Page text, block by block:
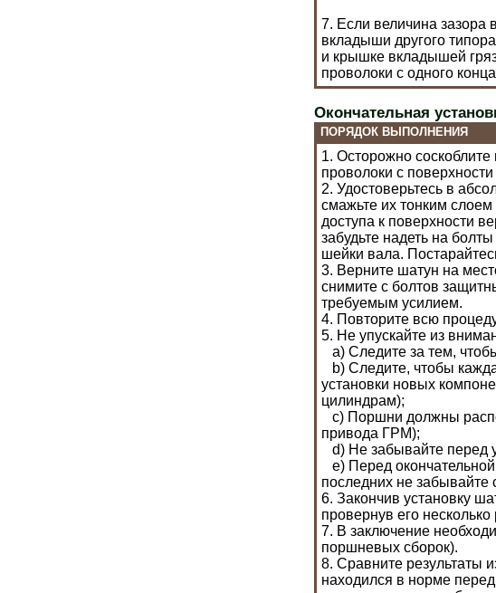
7. Если величина зазора
вкладыши другого
и крышке вкладышей
проволоки с одного
Окончательная
ПОРЯДОК ВЫПОЛНЕНИЯ
1. Осторожно
проволоки с
2. Удостоверьтесь в
смажьте их тонким
доступа к поверхности
забудьте надеть на
шейки вала.
3. Верните шатун на
снимите с болтов
требуемым усилием.
4. Повторите всю
5. Не упускайте из
a) Следите за тем,
b) Следите, чтобы
установки новых
цилиндрам);
c) Поршни должны
привода ГРМ);
d) Не забывайте перед
e) Перед
последних не забывайте
6. Закончив установку
провернув его
7. В заключение
поршневых сборок).
8. Сравните результаты
находился в норме